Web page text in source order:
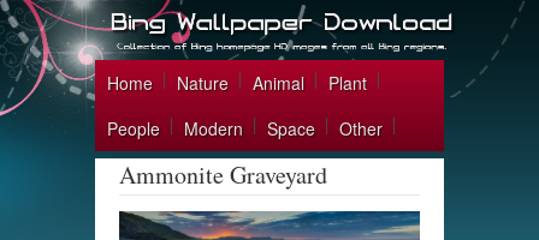
Home Nature Animal
Plant
People
Modern Space Other
Ammonite Graveyard